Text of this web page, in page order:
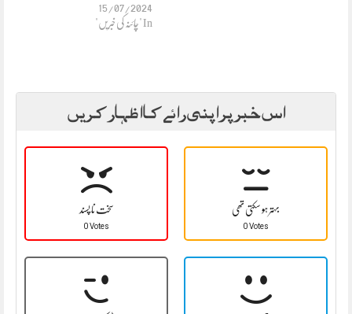
15/07/2024
In "چائنہ کی خبریں"
اس خبر پر اپنی رائے کا اظہار کریں
سخت نا پسند
0 Votes
بہتر ہو سکتی تھی
0 Votes